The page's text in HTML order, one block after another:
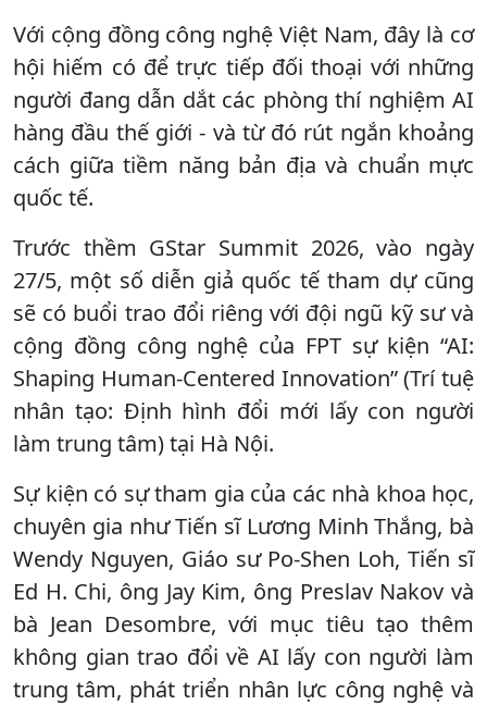
Với cộng đồng công nghệ Việt Nam, đây là cơ
hội hiếm có để trực tiếp đối thoại với những
người đang dẫn dắt các phòng thí nghiệm AI
hàng đầu thế giới - và từ đó rút ngắn khoảng
cách giữa tiềm năng bản địa và chuẩn mực
quốc tế.
Trước thềm GStar Summit 2026, vào ngày
27/5, một số diễn giả quốc tế tham dự cũng
sẽ có buổi trao đổi riêng với đội ngũ kỹ sư và
cộng đồng công nghệ của FPT sự kiện “AI:
Shaping Human-Centered Innovation” (Trí tuệ
nhân tạo: Định hình đổi mới lấy con người
làm trung tâm) tại Hà Nội.
Sự kiện có sự tham gia của các nhà khoa học,
chuyên gia như Tiến sĩ Lương Minh Thắng, bà
Wendy Nguyen, Giáo sư Po-Shen Loh, Tiến sĩ
Ed H. Chi, ông Jay Kim, ông Preslav Nakov và
bà Jean Desombre, với mục tiêu tạo thêm
không gian trao đổi về AI lấy con người làm
trung tâm, phát triển nhân lực công nghệ và